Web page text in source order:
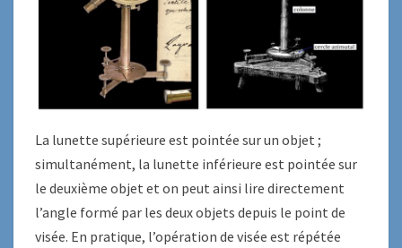
La lunette supérieure est pointée sur un objet ;
simultanément, la lunette inférieure est pointée sur
le deuxième objet et on peut ainsi lire directement
l’angle formé par les deux objets depuis le point de
visée. En pratique, l’opération de visée est répétée